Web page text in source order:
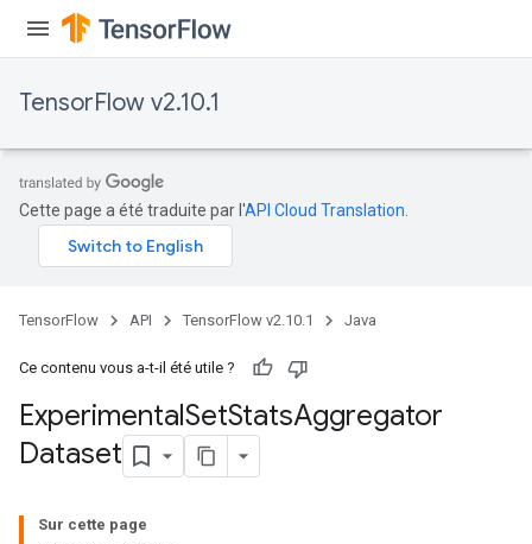
TensorFlow v2.10.1
Cette page a été traduite par l'API Cloud Translation
TensorFlow API TensorFlow v2.10.1 Java
Ce contenu vous a-t-il été utile ?
ExperimentalSetStatsAggregator
Dataset
Sur cette page